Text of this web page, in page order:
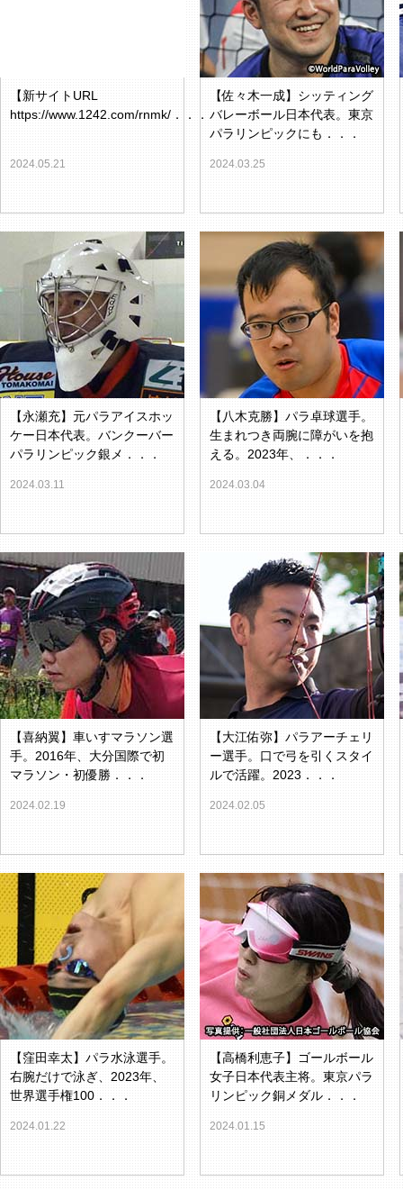
【新サイトURL
https://www.1242.com/rnmk/．．．
2024.05.21
【佐々木一成】シッティング
バレーボール日本代表。東京
パラリンピックにも．．．
2024.03.25
【永瀬充】元パラアイスホッ
ケー日本代表。バンクーバー
パラリンピック銀メ．．．
2024.03.11
【八木克勝】パラ卓球選手。
生まれつき両腕に障がいを抱
える。2023年、．．．
2024.03.04
【喜納翼】車いすマラソン選
手。2016年、大分国際で初
マラソン・初優勝．．．
2024.02.19
【大江佑弥】パラアーチェリ
ー選手。口で弓を引くスタイ
ルで活躍。2023．．．
2024.02.05
【窪田幸太】パラ水泳選手。
右腕だけで泳ぎ、2023年、
世界選手権100．．．
2024.01.22
【高橋利恵子】ゴールボール
女子日本代表主将。東京パラ
リンピック銅メダル．．．
2024.01.15